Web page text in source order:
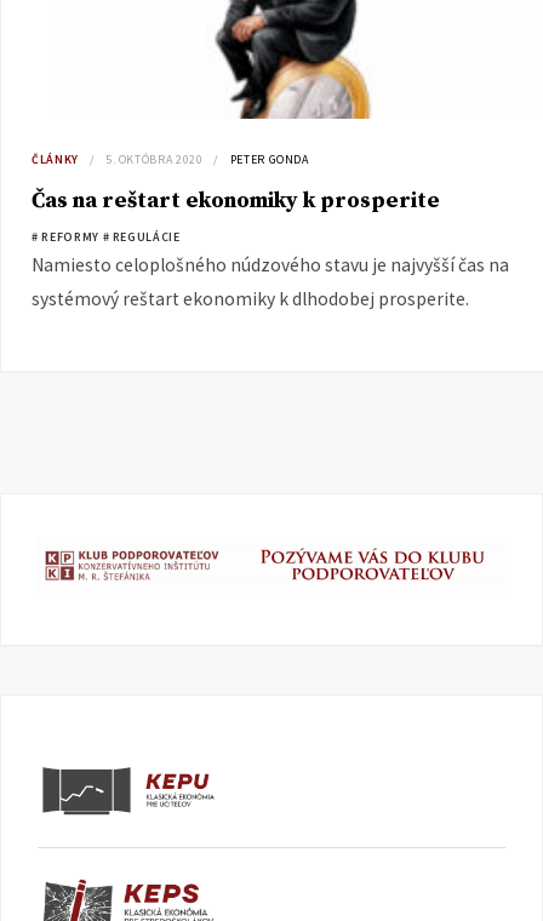
ČLÁNKY 5. OKTÓBRA 2020 PETER GONDA
Čas na reštart ekonomiky k prosperite
# REFORMY # REGULÁCIE
Namiesto celoplošného núdzového stavu je najvyšší čas na
systémový reštart ekonomiky k dlhodobej prosperite.